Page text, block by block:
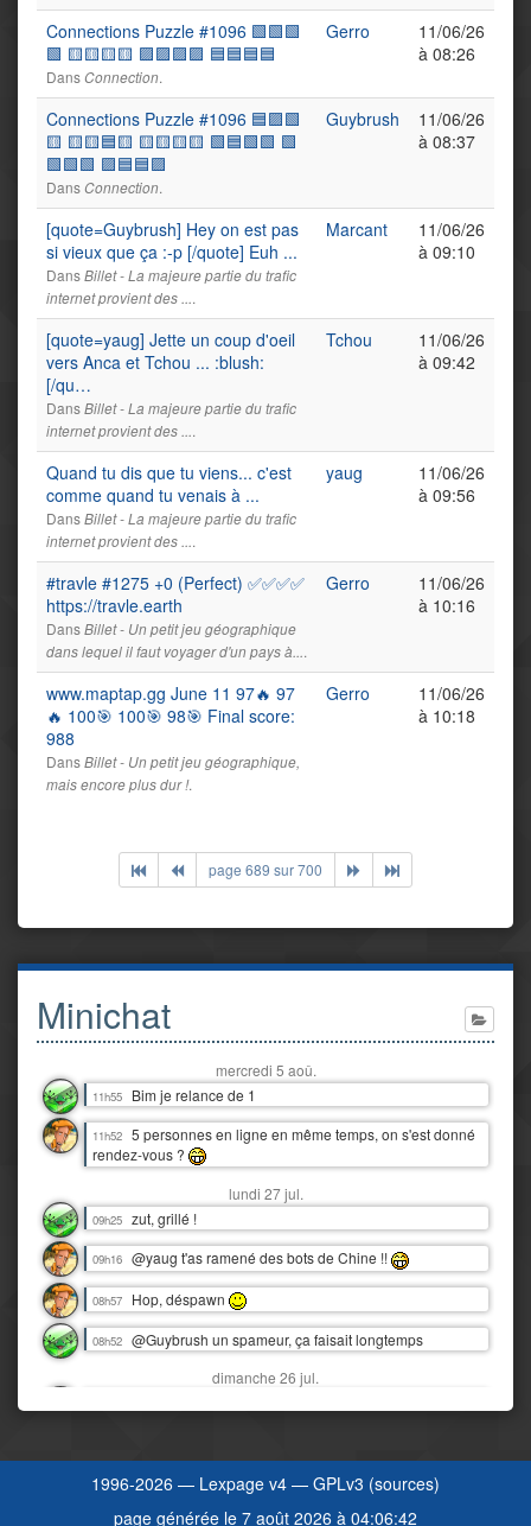
Connections Puzzle #1096 🟩🟩🟩
🟩 🟨🟨🟨🟨 🟪🟪🟪🟪 🟦🟦🟦🟦
DansConnection.
Gerro
11/06/26
à 08:26
Connections Puzzle #1096 🟦🟪🟩
🟨 🟨🟨🟦🟨 🟨🟨🟨🟨 🟩🟦🟩🟩 🟩
🟩🟩🟩 🟪🟦🟦🟪
DansConnection.
Guybrush
11/06/26
à 08:37
[quote=Guybrush] Hey on est pas
si vieux que ça :-p [/quote] Euh ...
DansBillet - La majeure partie du trafic
internet provient des ....
Marcant
11/06/26
à 09:10
[quote=yaug] Jette un coup d'oeil
vers Anca et Tchou ... :blush:
[/qu…
DansBillet - La majeure partie du trafic
internet provient des ....
Tchou
11/06/26
à 09:42
Quand tu dis que tu viens... c'est
comme quand tu venais à ...
DansBillet - La majeure partie du trafic
internet provient des ....
yaug
11/06/26
à 09:56
#travle #1275 +0 (Perfect) ✅✅✅✅
https://travle.earth
DansBillet - Un petit jeu géographique
dans lequel il faut voyager d'un pays à....
Gerro
11/06/26
à 10:16
www.maptap.gg June 11 97🔥 97
🔥 100🎯 100🎯 98🎯 Final score:
988
DansBillet - Un petit jeu géographique,
mais encore plus dur !.
Gerro
11/06/26
à 10:18
page 689 sur 700
Minichat
mercredi 5 aoû.
11h55 Bim je relance de 1
11h52 5 personnes en ligne en même temps, on s'est donné
rendez-vous ?
lundi 27 jul.
09h25 zut, grillé !
09h16 @yaug t'as ramené des bots de Chine !!
08h57 Hop, déspawn
08h52 @Guybrush un spameur, ça faisait longtemps
dimanche 26 jul.
J'étais moins heureux que quand c'était juste de la pluie ! :D
samedi 25 jul.
1996-2026 — Lexpage v4 — GPLv3 (sources)
page générée le 7 août 2026 à 04:06:42